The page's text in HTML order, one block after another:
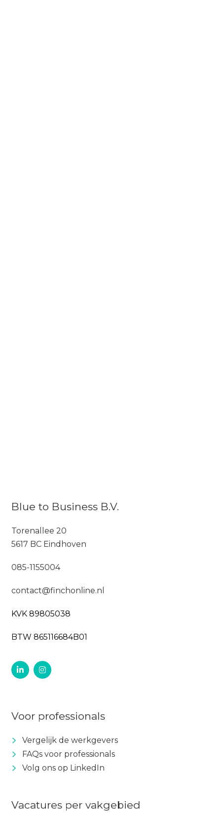
Blue to Business B.V.
Torenallee 20
5617 BC Eindhoven
085-1155004
contact@finchonline.nl
KVK 89805038
BTW 865116684B01
Voor professionals
Vergelijk de werkgevers
FAQs voor professionals
Volg ons op LinkedIn
Vacatures per vakgebied